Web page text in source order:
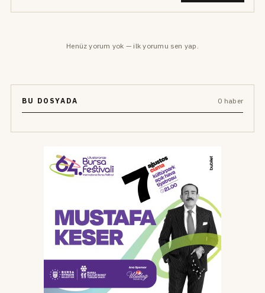
Henüz yorum yok — ilk yorumu sen yap.
BU DOSYADA 0 haber